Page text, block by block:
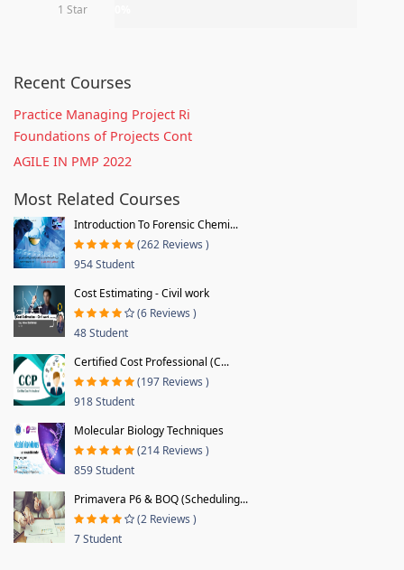
1 Star
Recent Courses
Practice Managing Project Ri
Foundations of Projects Cont
AGILE IN PMP 2022
Most Related Courses
Introduction To Forensic Chemi...
(262 Reviews )
954 Student
Cost Estimating - Civil work
(6 Reviews )
48 Student
Certified Cost Professional (C...
(197 Reviews )
918 Student
Molecular Biology Techniques
(214 Reviews )
859 Student
Primavera P6 & BOQ (Scheduling...
(2 Reviews )
7 Student